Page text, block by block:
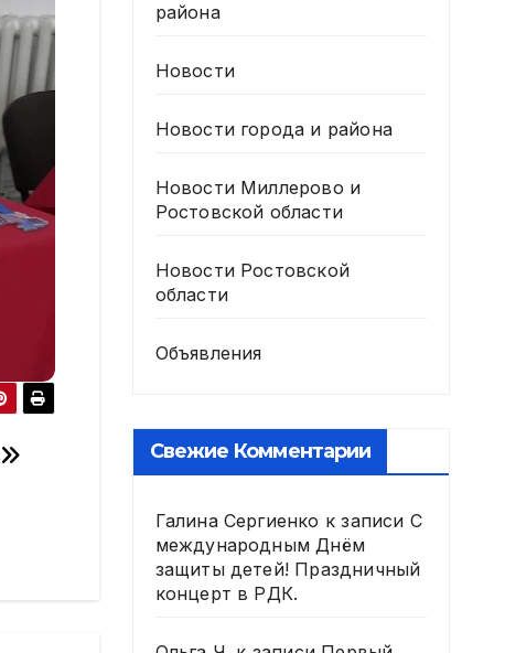
района
Новости
Новости города и района
Новости Миллерово и
Ростовской области
Новости Ростовской
области
Объявления
Свежие Комментарии
Галина Сергиенко к записи С
международным Днём
защиты детей! Праздничный
концерт в РДК.